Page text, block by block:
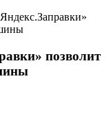
позволит